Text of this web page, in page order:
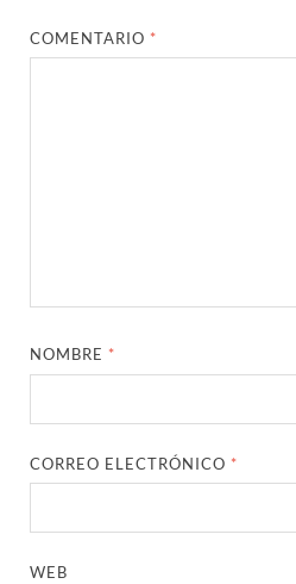
COMENTARIO *
NOMBRE *
CORREO ELECTRÓNICO *
WEB